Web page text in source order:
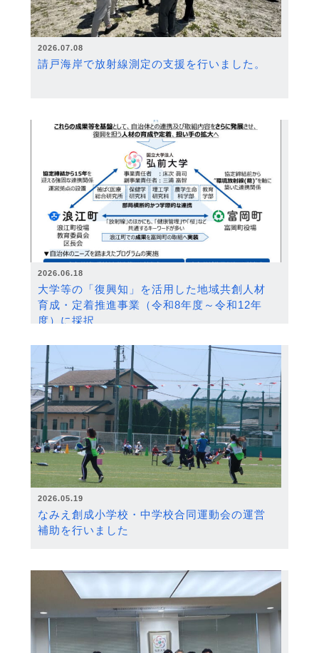
2026.07.08
請戸海岸で放射線測定の支援を行いました。
2026.06.18
大学等の「復興知」を活用した地域共創人材
育成・定着推進事業（令和8年度～令和12年
度）に採択
2026.05.19
なみえ創成小学校・中学校合同運動会の運営
補助を行いました